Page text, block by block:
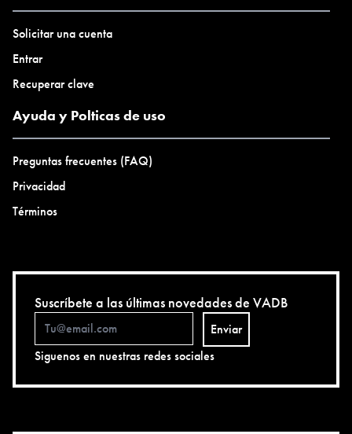
Solicitar una cuenta
Entrar
Recuperar clave
Ayuda y Polticas de uso
Preguntas frecuentes (FAQ)
Privacidad
Términos
Suscríbete a las últimas novedades de VADB
Enviar
Siguenos en nuestras redes sociales